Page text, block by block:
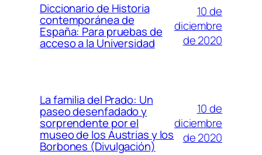
Diccionario de Historia
contemporánea de
España: Para pruebas de
acceso a la Universidad
10 de
diciembre
de 2020
La familia del Prado: Un
paseo desenfadado y
sorprendente por el
museo de los Austrias y los
Borbones (Divulgación)
10 de
diciembre
de 2020